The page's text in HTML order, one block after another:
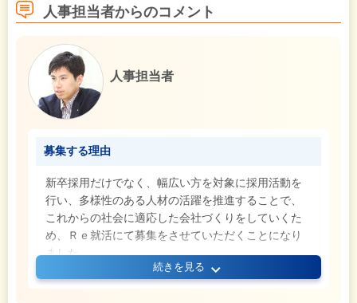
人事担当者からのコメント
人事担当者
募集する理由
新卒採用だけでなく、幅広い方を対象に採用活動を
行い、多様性のある人材の活躍を推進することで、
これからの社会に適応した会社づくりをしていくた
め、Ｒｅ就活にて募集をさせていただくことになり
ました。
証券営業というとハードルが高いイメージかもしれ
続きを見る